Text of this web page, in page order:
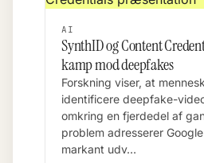
AI
SynthID og Content
kamp mod deepfakes
Forskning viser, at
identificere deepfake-
omkring en fjerdedel af
problem adresserer
markant udv…